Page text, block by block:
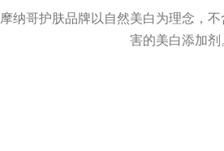
摩纳哥护肤品牌以自然美白为理念，
害的美白添加剂